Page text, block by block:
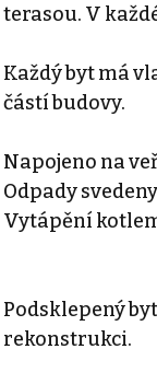
terasou. V
Každý byt má
částí budovy.
Napojeno na
Odpady
Vytápění
Podsklepený
rekonstrukci.